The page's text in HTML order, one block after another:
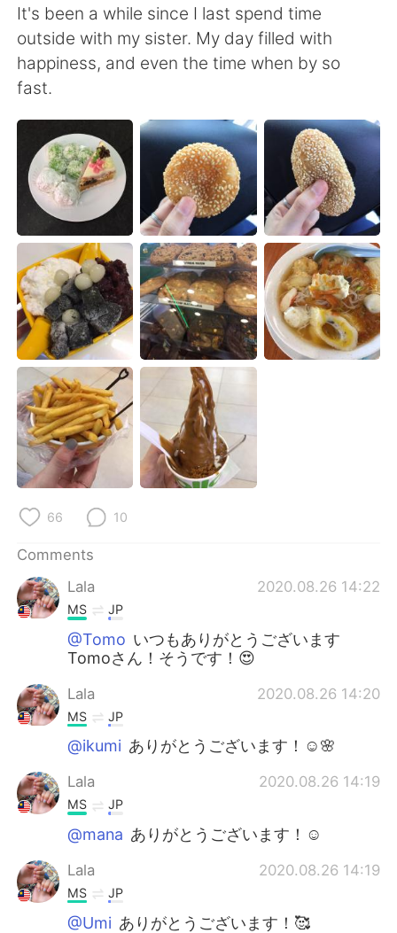
It's been a while since I last spend time
outside with my sister. My day filled with
happiness, and even the time when by so
fast.
66 10
Comments
Lala
2020.08.26 14:22
MS JP
@Tomo いつもありがとうございます
Tomoさん！そうです！😍
Lala 2020.08.26 14:20
MS JP
@ikumi ありがとうございます！☺️🌸
Lala 2020.08.26 14:19
MS JP
@mana ありがとうございます！☺️
Lala 2020.08.26 14:19
MS JP
@Umi ありがとうございます！🥰